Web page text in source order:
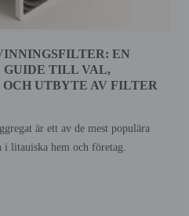
EN
GUIDE TILL VAL,
UTBYTE AV FILTER
är ett av de mest populära
i litauiska hem och företag.